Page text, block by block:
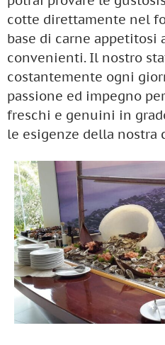
cotte direttamente nel
base di carne appetitosi
convenienti. Il nostro
costantemente ogni
passione ed impegno
freschi e genuini in
le esigenze della nostra